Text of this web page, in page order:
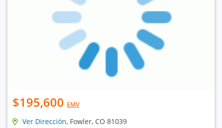
$195,600 EMV
Ver Dirección, Fowler, CO 81039